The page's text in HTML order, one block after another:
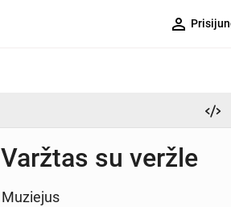
person_outline
Varžtas su veržle
Muziejus